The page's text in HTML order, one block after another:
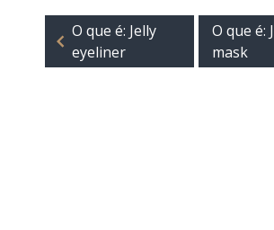
O que é: Jelly
eyeliner
O que é:
mask